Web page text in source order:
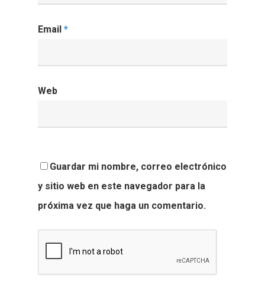
Email *
Web
Guardar mi nombre, correo electrónico
y sitio web en este navegador para la
próxima vez que haga un comentario.